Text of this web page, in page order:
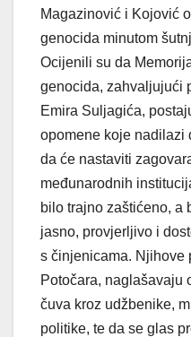
Magazinović i Kojović
genocida minutom
Ocijenili su da
genocida, zahvaljujući
Emira Suljagića,
opomene koje nadilazi
da će nastaviti
međunarodnih
bilo trajno zaštićeno, a
jasno, provjerljivo i
s činjenicama. Njihove
Potočara, naglašavaju
čuva kroz udžbenike,
politike, te da se glas